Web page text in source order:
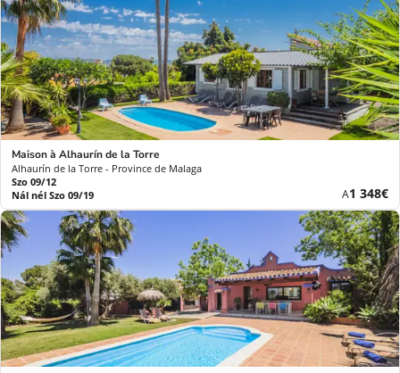
Maison à Alhaurín de la Torre
Alhaurín de la Torre - Province de Malaga
Szo 09/12
Nál nél Szo 09/19
AÚj
ár
1 348€